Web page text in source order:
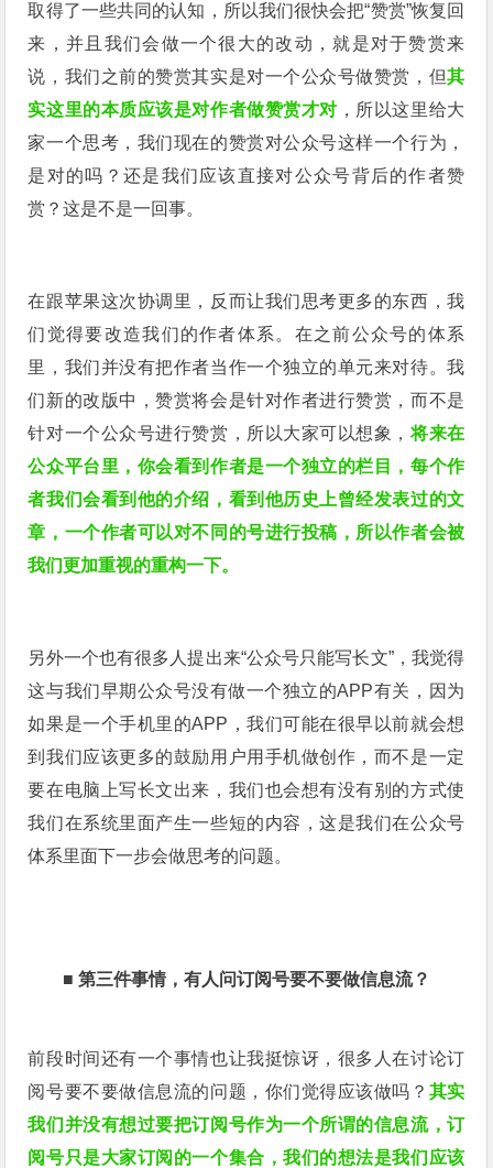
取得了一些共同的认知，所以我们很快会把“赞赏”恢复回
来，并且我们会做一个很大的改动，就是对于赞赏来
说，我们之前的赞赏其实是对一个公众号做赞赏，但其
实这里的本质应该是对作者做赞赏才对 ，所以这里给大
家一个思考，我们现在的赞赏对公众号这样一个行为，
是对的吗？还是我们应该直接对公众号背后的作者赞
赏？这是不是一回事。
在跟苹果这次协调里，反而让我们思考更多的东西，我
们觉得要改造我们的作者体系。在之前公众号的体系
里，我们并没有把作者当作一个独立的单元来对待。我
们新的改版中，赞赏将会是针对作者进行赞赏，而不是
针对一个公众号进行赞赏，所以大家可以想象，将来在
公众平台里，你会看到作者是一个独立的栏目，每个作
者我们会看到他的介绍，看到他历史上曾经发表过的文
章，一个作者可以对不同的号进行投稿，所以作者会被
我们更加重视的重构一下。
另外一个也有很多人提出来“公众号只能写长文”， 我觉得
这与我们早期公众号没有做一个独立的APP有关，因为
如果是一个手机里的APP，我们可能在很早以前就会想
到我们应该更多的鼓励用户用手机做创作，而不是一定
要在电脑上写长文出来，我们也会想有没有别的方式使
我们在系统里面产生一些短的内容，这是我们在公众号
体系里面下一步会做思考的问题。
■第三件事情，有人问订阅号要不要做信息流？
前段时间还有一个事情也让我挺惊讶，很多人在讨论订
阅号要不要做信息流的问题，你们觉得应该做吗？ 其实
我们并没有想过要把订阅号作为一个所谓的信息流，订
阅号只是大家订阅的一个集合，我们的想法是我们应该